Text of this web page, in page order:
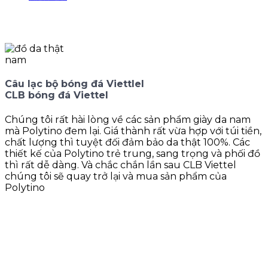
Câu lạc bộ bóng đá Viettlel
CLB bóng đá Viettel
Chúng tôi rất hài lòng về các sản phẩm giày da nam
mà Polytino đem lại. Giá thành rất vừa hợp với túi tiền,
chất lượng thì tuyệt đối đảm bảo da thật 100%. Các
thiết kế của Polytino trẻ trung, sang trọng và phối đồ
thì rất dễ dàng. Và chắc chắn lần sau CLB Viettel
chúng tôi sẽ quay trở lại và mua sản phẩm của
Polytino